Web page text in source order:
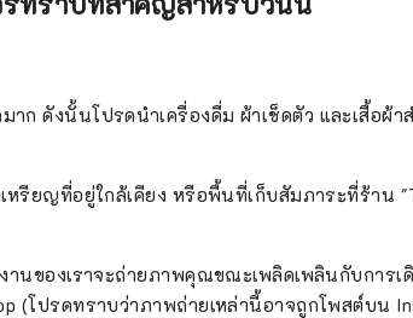
ดังนั้นโปรดนำเครื่องดื่ม ผ้าเช็ดตัว และเสื้อผ้า
หรียญที่อยู่ใกล้เคียง หรือพื้นที่เก็บสัมภาระที่ร้าน
านของเราจะถ่ายภาพคุณขณะเพลิดเพลินกับการเ
โปรดทราบว่าภาพถ่ายเหล่านี้อาจถูกโพสต์บน